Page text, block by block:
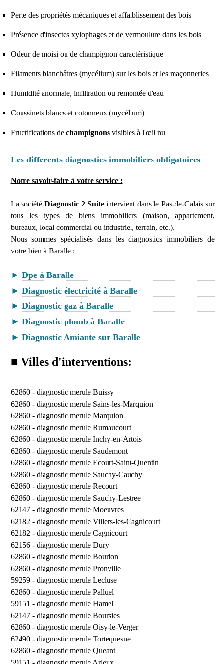
Perte des propriétés mécaniques et affaiblissement des bois
Présence d'insectes xylophages et de vermoulure dans les bois
Odeur de moisi ou de champignon caractéristique
Filaments blanchâtres (mycélium) sur les bois et les maçonneries
Humidité anormale, infiltration ou remontée d'eau
Coussinets blancs et cotonneux (mycélium)
Fructifications de champignonsvisibles à l'œil nu
Les differents diagnostics immobiliers obligatoires
Notre savoir-faire à votre service :
La société Diagnostic 2 Suiteintervient dans le Pas-de-Calais sur
tous les types de biens immobiliers (maison, appartement,
bureaux, local commercial ou industriel, terrain, etc.).
Nous sommes spécialisés dans les diagnostics immobiliers de
votre bien à Baralle :
► Dpe à Baralle
► Diagnostic électricité à Baralle
► Diagnostic gaz à Baralle
► Diagnostic plomb à Baralle
► Diagnostic Amiante sur Baralle
■ Villes d'interventions:
62860 - diagnostic merule Buissy
62860 - diagnostic merule Sains-les-Marquion
62860 - diagnostic merule Marquion
62860 - diagnostic merule Rumaucourt
62860 - diagnostic merule Inchy-en-Artois
62860 - diagnostic merule Saudemont
62860 - diagnostic merule Ecourt-Saint-Quentin
62860 - diagnostic merule Sauchy-Cauchy
62860 - diagnostic merule Recourt
62860 - diagnostic merule Sauchy-Lestree
62147 - diagnostic merule Moeuvres
62182 - diagnostic merule Villers-les-Cagnicourt
62182 - diagnostic merule Cagnicourt
62156 - diagnostic merule Dury
62860 - diagnostic merule Bourlon
62860 - diagnostic merule Pronville
59259 - diagnostic merule Lecluse
62860 - diagnostic merule Palluel
59151 - diagnostic merule Hamel
62147 - diagnostic merule Boursies
62860 - diagnostic merule Oisy-le-Verger
62490 - diagnostic merule Tortequesne
62860 - diagnostic merule Queant
59151 - diagnostic merule Arleux